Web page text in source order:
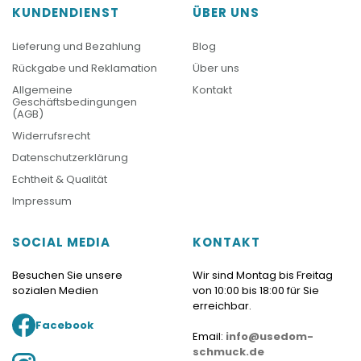
KUNDENDIENST
Lieferung und Bezahlung
Rückgabe und Reklamation
Allgemeine
Geschäftsbedingungen
(AGB)
Widerrufsrecht
Datenschutzerklärung
Echtheit & Qualität
Impressum
ÜBER UNS
Blog
Über uns
Kontakt
SOCIAL MEDIA
Besuchen Sie unsere
sozialen Medien
Facebook
KONTAKT
Wir sind Montag bis Freitag
von 10:00 bis 18:00 für Sie
erreichbar.
Email: info@usedom-
schmuck.de